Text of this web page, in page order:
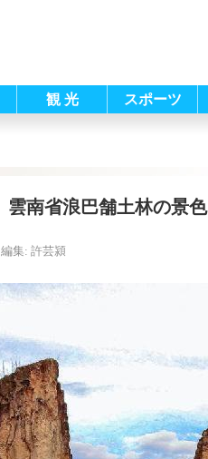
観 光 スポーツ
雲南省浪巴舗土林の景色
編集: 許芸潁